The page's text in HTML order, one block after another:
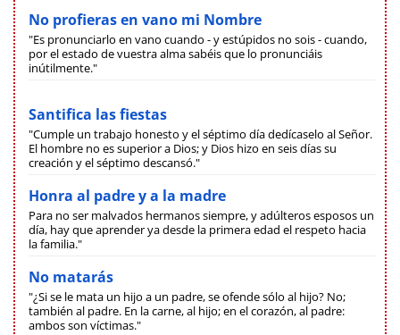
No profieras en vano mi Nombre
"Es pronunciarlo en vano cuando - y estúpidos no sois - cuando,
por el estado de vuestra alma sabéis que lo pronunciáis
inútilmente."
Santifica las fiestas
"Cumple un trabajo honesto y el séptimo día dedícaselo al Señor.
El hombre no es superior a Dios; y Dios hizo en seis días su
creación y el séptimo descansó."
Honra al padre y a la madre
Para no ser malvados hermanos siempre, y adúlteros esposos un
día, hay que aprender ya desde la primera edad el respeto hacia
la familia."
No matarás
"¿Si se le mata un hijo a un padre, se ofende sólo al hijo? No;
también al padre. En la carne, al hijo; en el corazón, al padre:
ambos son víctimas."